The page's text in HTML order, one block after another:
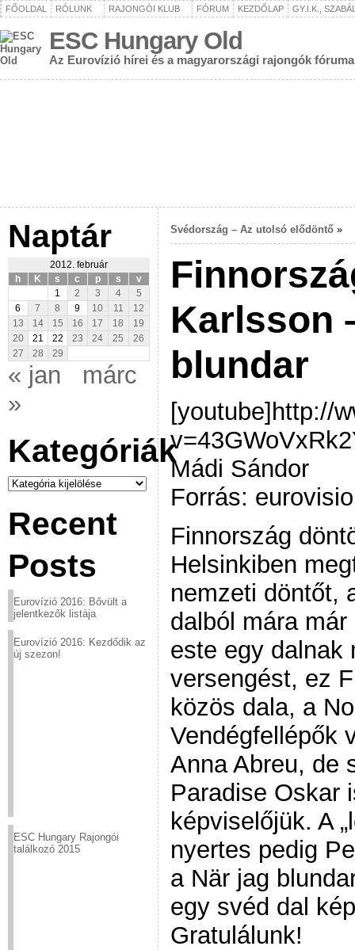
FŐOLDAL RÓLUNK RAJONGÓI KLUB FÓRUM KEZDŐLAP GY.I.K.,
ESC Hungary Old
Az Eurovízió hírei és a magyarországi rajongók fóruma
Naptár
2012. február
h
K s c p s
v
1
2 3 4
5
6
7 8 9 10 11
12
13
14 15 16 17 18
19
20
21 22 23 24 25
26
27
28 29
« jan
márc
»
Kategóriák
Kategóriák
Recent
Posts
Eurovízió 2016: Bővült a
jelentkezők listája
Eurovízió 2016: Kezdődik az
új szezon!
ESC Hungary Rajongói
találkozó 2015
Svédország – Az utolsó elődöntő »
Karlsson
blundar
[youtube]http://
Mádi Sándor
Forrás:
Finnország
Helsinkiben
nemzeti döntőt,
dalból mára
este egy dalnak
versengést, ez
közös dala, a
Vendégfellépők
Anna Abreu, de
Paradise Oskar
képviselőjük. A
nyertes pedig
a När jag
egy svéd dal
Gratulálunk!